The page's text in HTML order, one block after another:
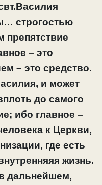
строгостью
препятствие
– это
– это средство.
и может
до самого
ибо главное –
к Церкви,
где есть
жизнь.
дальнейшем,